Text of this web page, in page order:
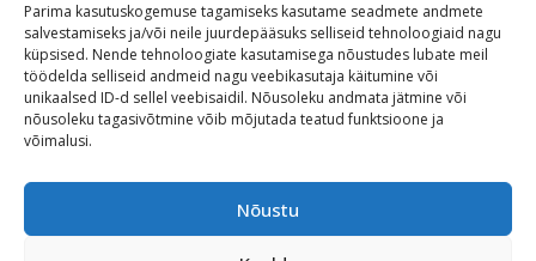
Parima kasutuskogemuse tagamiseks kasutame seadmete andmete
salvestamiseks ja/või neile juurdepääsuks selliseid tehnoloogiaid nagu
küpsised. Nende tehnoloogiate kasutamisega nõustudes lubate meil
töödelda selliseid andmeid nagu veebikasutaja käitumine või
unikaalsed ID-d sellel veebisaidil. Nõusoleku andmata jätmine või
nõusoleku tagasivõtmine võib mõjutada teatud funktsioone ja
võimalusi.
Nõustu
Maitseelamused
Vaatamisväärsused
Visit Tallinn
Turismiprofessionaalile